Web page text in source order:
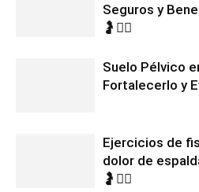
Seguros y
🤰💆‍♀️
Suelo Pélvico
Fortalecerlo y
Ejercicios de
dolor de
🤰🧘‍♀️